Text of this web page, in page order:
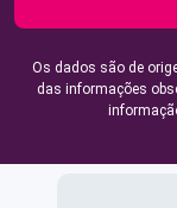
Os dados são de
das informações